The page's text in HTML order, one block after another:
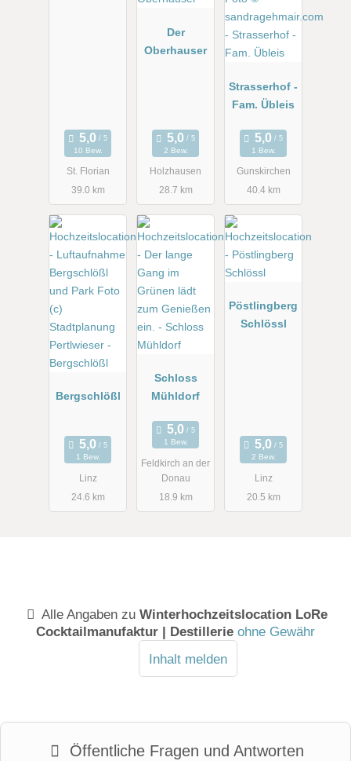
10 Bew.
St. Florian
39.0 km
Der
Oberhauser
2 Bew.
Holzhausen
28.7 km
Strasserhof -
Fam. Übleis
1 Bew.
Gunskirchen
40.4 km
Bergschlößl
1 Bew.
Linz
24.6 km
Schloss
Mühldorf
1 Bew.
Feldkirch an der
Donau
18.9 km
Pöstlingberg
Schlössl
2 Bew.
Linz
20.5 km
Alle Angaben zu Winterhochzeitslocation LoRe
Cocktailmanufaktur | Destillerie ohne Gewähr
Inhalt melden
Öffentliche Fragen und Antworten